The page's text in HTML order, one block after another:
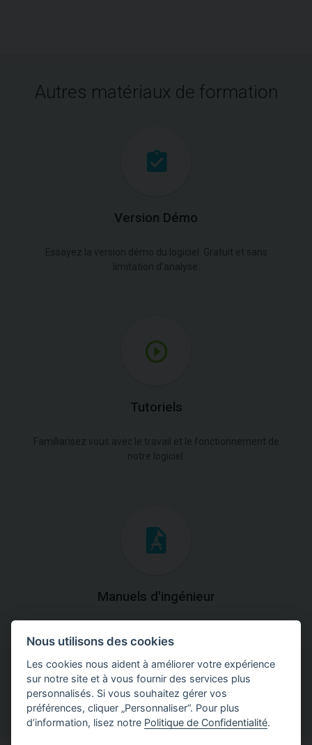
Autres matériaux de formation
Version Démo
Essayez la version démo du logiciel. Gratuit et sans
limitation d'analyse.
Tutoriels
Familiarisez vous avec le travail et le fonctionnement de
notre logiciel.
Manuels d'ingénieur
théoriques et pratiques du fonctionnement des
programmes.
Nous utilisons des cookies
Les cookies nous aident à améliorer votre expérience
sur notre site et à vous fournir des services plus
personnalisés. Si vous souhaitez gérer vos
préférences, cliquer „Personnaliser“. Pour plus
d’information, lisez notre Politique de Confidentialité.